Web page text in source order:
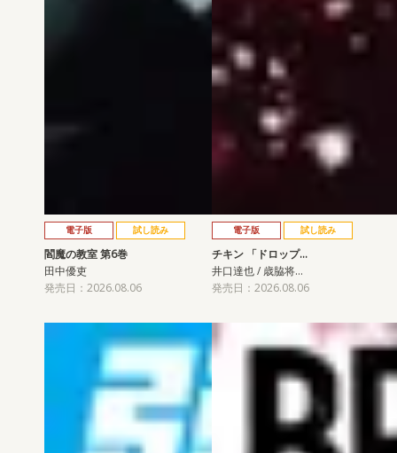
電子版 試し読み
閻魔の教室 第6巻
田中優吏
発売日：2026.08.06
電子版 試し読み
チキン 「ドロップ…
井口達也 / 歳脇将…
発売日：2026.08.06